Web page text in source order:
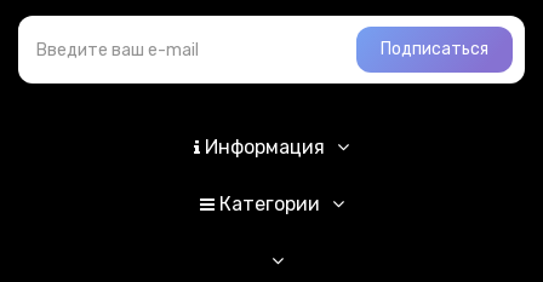
Подписаться
Информация
Категории